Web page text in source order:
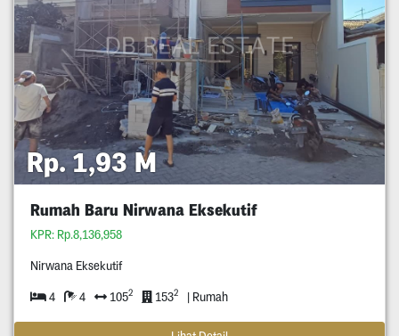
Rp. 1,93 M
Rumah Baru Nirwana Eksekutif
KPR: Rp.8,136,958
Nirwana Eksekutif
4 4 1052 1532 | Rumah